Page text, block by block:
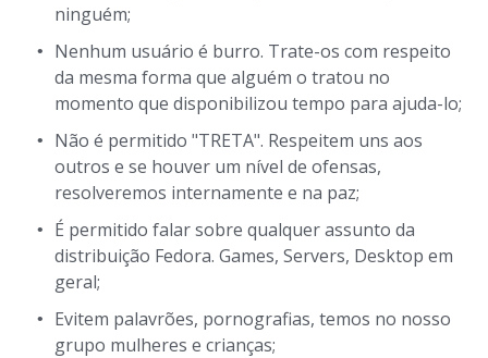
ninguém;
Nenhum usuário é burro. Trate-os com respeito
da mesma forma que alguém o tratou no
momento que disponibilizou tempo para ajuda-lo;
Não é permitido "TRETA". Respeitem uns aos
outros e se houver um nível de ofensas,
resolveremos internamente e na paz;
É permitido falar sobre qualquer assunto da
distribuição Fedora. Games, Servers, Desktop em
geral;
Evitem palavrões, pornografias, temos no nosso
grupo mulheres e crianças;